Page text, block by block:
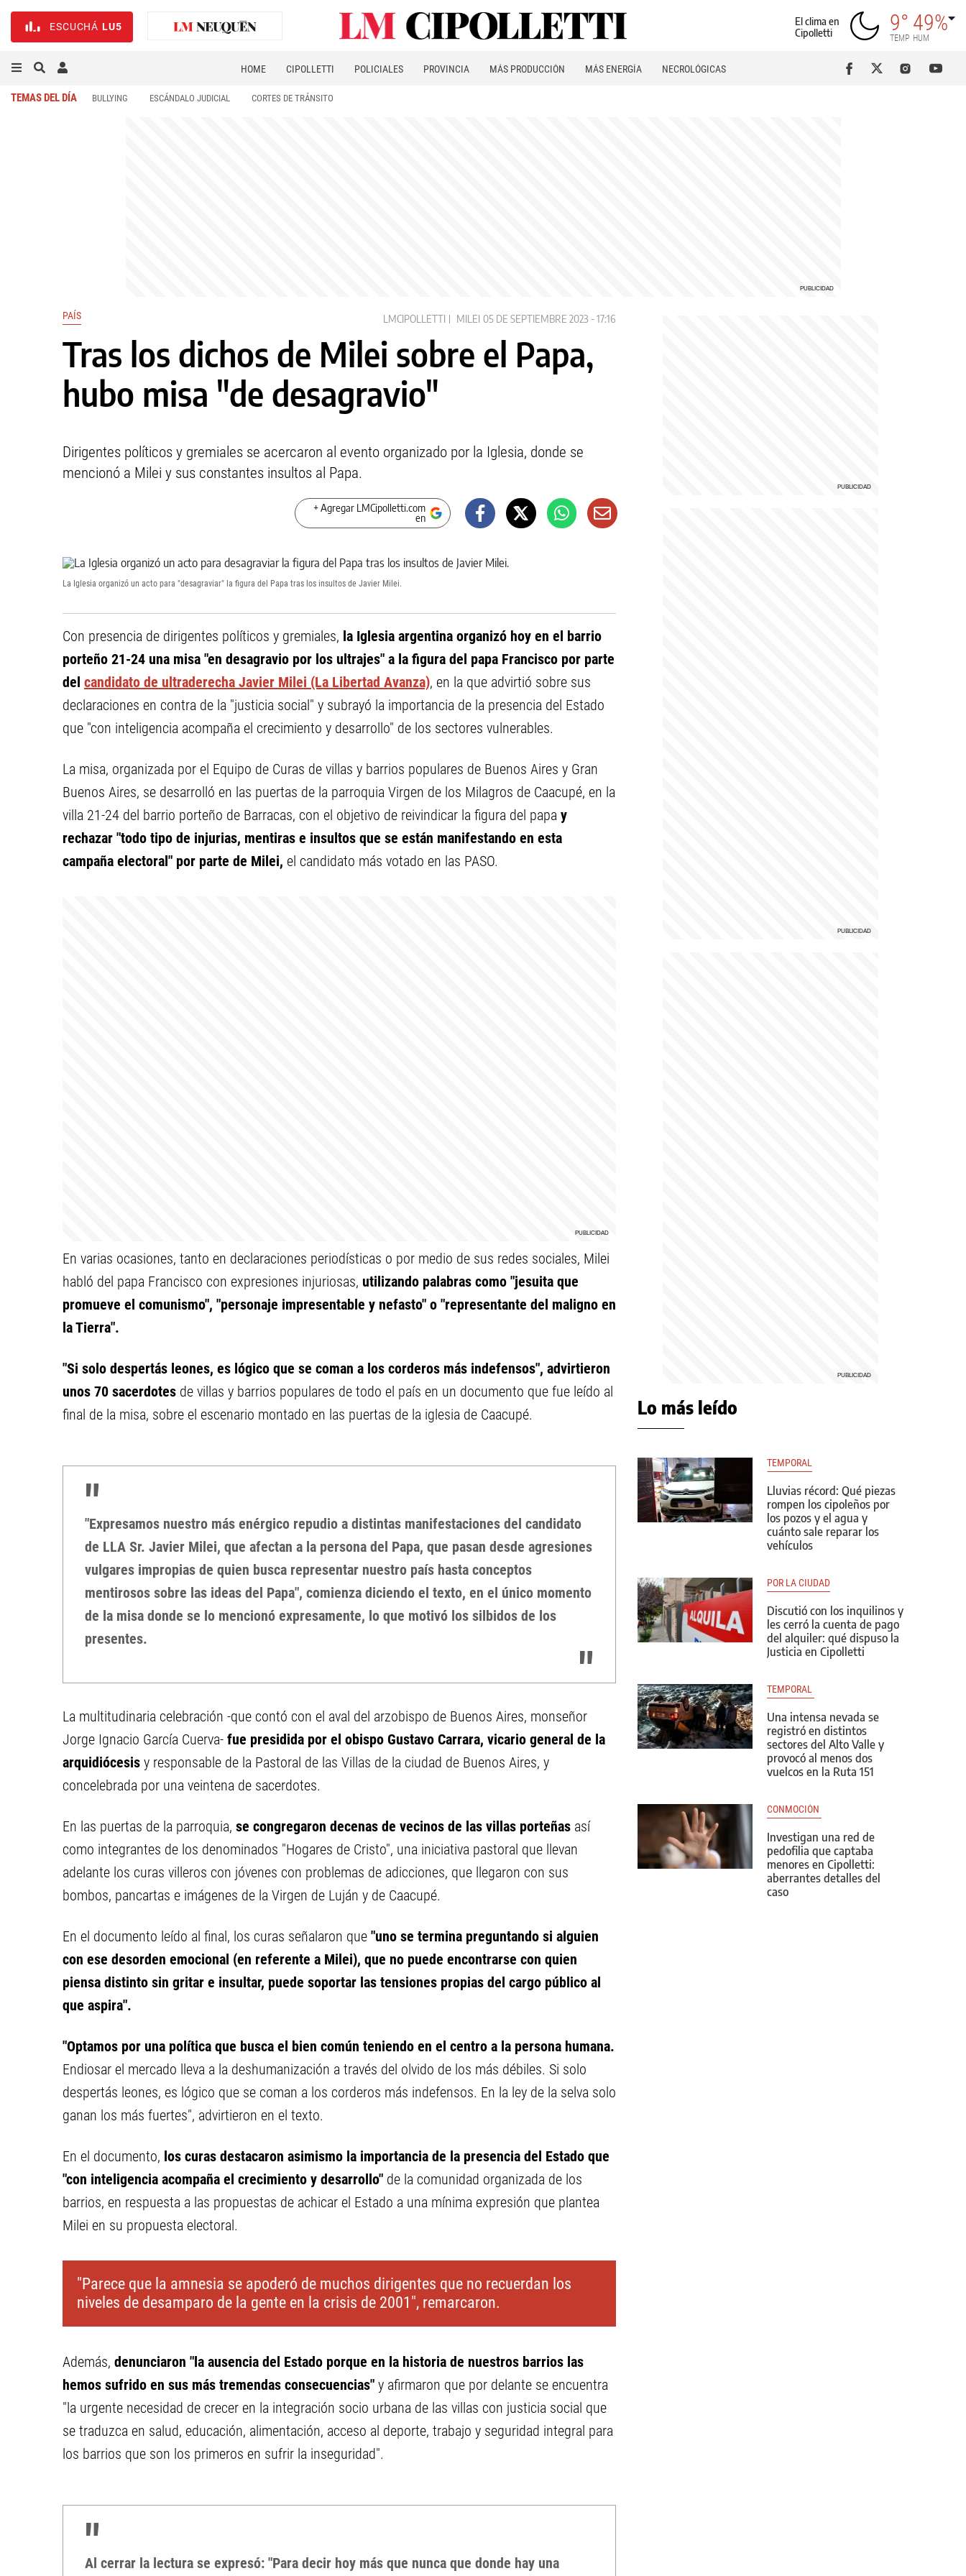
ESCUCHÁ LU5
El clima en
Cipolletti
9°
TEMP
49%
HUM
HOME CIPOLLETTI POLICIALES PROVINCIA MÁS PRODUCCIÓN MÁS ENERGÍA NECROLÓGICAS
TEMAS DEL DÍA BULLYING ESCÁNDALO JUDICIAL CORTES DE TRÁNSITO
PAÍS LMCIPOLLETTI MILEI 05 DE SEPTIEMBRE 2023 - 17:16
Tras los dichos de Milei sobre el Papa,
hubo misa "de desagravio"
Dirigentes políticos y gremiales se acercaron al evento organizado por la Iglesia, donde se
mencionó a Milei y sus constantes insultos al Papa.
+ Agregar LMCipolletti.com
en
La Iglesia organizó un acto para "desagraviar" la figura del Papa tras los insultos de Javier Milei.
Con presencia de dirigentes políticos y gremiales, la Iglesia argentina organizó hoy en el barrio
porteño 21-24 una misa "en desagravio por los ultrajes" a la figura del papa Francisco por parte
del candidato de ultraderecha Javier Milei (La Libertad Avanza), en la que advirtió sobre sus
declaraciones en contra de la "justicia social" y subrayó la importancia de la presencia del Estado
que "con inteligencia acompaña el crecimiento y desarrollo" de los sectores vulnerables.
La misa, organizada por el Equipo de Curas de villas y barrios populares de Buenos Aires y Gran
Buenos Aires, se desarrolló en las puertas de la parroquia Virgen de los Milagros de Caacupé, en la
villa 21-24 del barrio porteño de Barracas, con el objetivo de reivindicar la figura del papa y
rechazar "todo tipo de injurias, mentiras e insultos que se están manifestando en esta
campaña electoral" por parte de Milei, el candidato más votado en las PASO.
En varias ocasiones, tanto en declaraciones periodísticas o por medio de sus redes sociales, Milei
habló del papa Francisco con expresiones injuriosas, utilizando palabras como "jesuita que
promueve el comunismo", "personaje impresentable y nefasto" o "representante del maligno en
la Tierra".
"Si solo despertás leones, es lógico que se coman a los corderos más indefensos", advirtieron
unos 70 sacerdotes de villas y barrios populares de todo el país en un documento que fue leído al
final de la misa, sobre el escenario montado en las puertas de la iglesia de Caacupé.
"Expresamos nuestro más enérgico repudio a distintas manifestaciones del candidato
de LLA Sr. Javier Milei, que afectan a la persona del Papa, que pasan desde agresiones
vulgares impropias de quien busca representar nuestro país hasta conceptos
mentirosos sobre las ideas del Papa", comienza diciendo el texto, en el único momento
de la misa donde se lo mencionó expresamente, lo que motivó los silbidos de los
presentes.
La multitudinaria celebración -que contó con el aval del arzobispo de Buenos Aires, monseñor
Jorge Ignacio García Cuerva- fue presidida por el obispo Gustavo Carrara, vicario general de la
arquidiócesis y responsable de la Pastoral de las Villas de la ciudad de Buenos Aires, y
concelebrada por una veintena de sacerdotes.
En las puertas de la parroquia, se congregaron decenas de vecinos de las villas porteñas así
como integrantes de los denominados "Hogares de Cristo", una iniciativa pastoral que llevan
adelante los curas villeros con jóvenes con problemas de adicciones, que llegaron con sus
bombos, pancartas e imágenes de la Virgen de Luján y de Caacupé.
En el documento leído al final, los curas señalaron que "uno se termina preguntando si alguien
con ese desorden emocional (en referente a Milei), que no puede encontrarse con quien
piensa distinto sin gritar e insultar, puede soportar las tensiones propias del cargo público al
que aspira".
"Optamos por una política que busca el bien común teniendo en el centro a la persona humana.
Endiosar el mercado lleva a la deshumanización a través del olvido de los más débiles. Si solo
despertás leones, es lógico que se coman a los corderos más indefensos. En la ley de la selva solo
ganan los más fuertes", advirtieron en el texto.
En el documento, los curas destacaron asimismo la importancia de la presencia del Estado que
"con inteligencia acompaña el crecimiento y desarrollo" de la comunidad organizada de los
barrios, en respuesta a las propuestas de achicar el Estado a una mínima expresión que plantea
Milei en su propuesta electoral.
"Parece que la amnesia se apoderó de muchos dirigentes que no recuerdan los
niveles de desamparo de la gente en la crisis de 2001", remarcaron.
Además, denunciaron "la ausencia del Estado porque en la historia de nuestros barrios las
hemos sufrido en sus más tremendas consecuencias" y afirmaron que por delante se encuentra
"la urgente necesidad de crecer en la integración socio urbana de las villas con justicia social que
se traduzca en salud, educación, alimentación, acceso al deporte, trabajo y seguridad integral para
los barrios que son los primeros en sufrir la inseguridad".
Al cerrar la lectura se expresó: "Para decir hoy más que nunca que donde hay una
Lo más leído
TEMPORAL
Lluvias récord: Qué piezas
rompen los cipoleños por
los pozos y el agua y
cuánto sale reparar los
vehículos
POR LA CIUDAD
Discutió con los inquilinos y
les cerró la cuenta de pago
del alquiler: qué dispuso la
Justicia en Cipolletti
TEMPORAL
Una intensa nevada se
registró en distintos
sectores del Alto Valle y
provocó al menos dos
vuelcos en la Ruta 151
CONMOCIÓN
Investigan una red de
pedofilia que captaba
menores en Cipolletti:
aberrantes detalles del
caso